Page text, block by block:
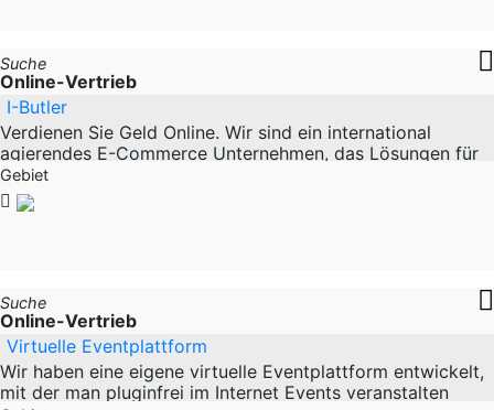
Suche
Online-Vertrieb
I-Butler
Verdienen Sie Geld Online. Wir sind ein international
agierendes E-Commerce Unternehmen, das Lösungen für
den immer schnelleren Online Shopping Markt
Gebiet
Suche
Online-Vertrieb
Virtuelle Eventplattform
Wir haben eine eigene virtuelle Eventplattform entwickelt,
mit der man pluginfrei im Internet Events veranstalten